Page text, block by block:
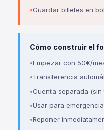
Guardar billetes en
Cómo construir el
Empezar con 50€/
Transferencia
Cuenta separada
Usar para
Reponer